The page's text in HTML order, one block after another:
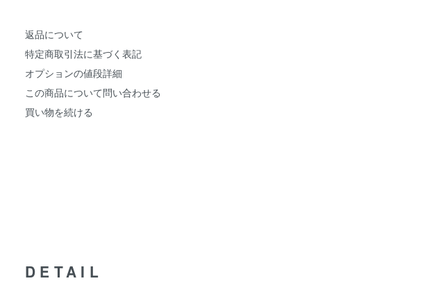
返品について
特定商取引法に基づく表記
オプションの値段詳細
この商品について問い合わせる
買い物を続ける
DETAIL